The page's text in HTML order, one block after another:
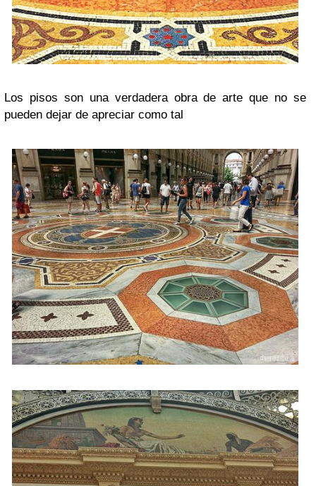
Los pisos son una verdadera obra de arte que no se
pueden dejar de apreciar como tal